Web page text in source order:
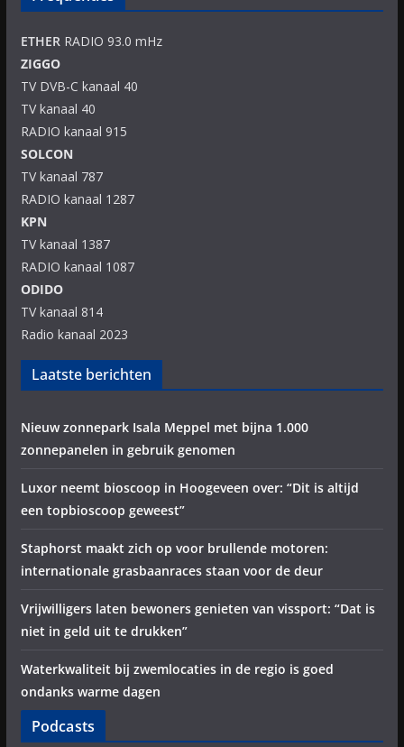
ETHERRADIO 93.0 mHz
ZIGGO
TV DVB-C kanaal 40
TV kanaal 40
RADIO kanaal 915
SOLCON
TV kanaal 787
RADIO kanaal 1287
KPN
TV kanaal 1387
RADIO kanaal 1087
ODIDO
TV kanaal 814
Radio kanaal 2023
Laatste berichten
Nieuw zonnepark Isala Meppel met bijna 1.000
zonnepanelen in gebruik genomen
Luxor neemt bioscoop in Hoogeveen over: “Dit is altijd
een topbioscoop geweest”
Staphorst maakt zich op voor brullende motoren:
internationale grasbaanraces staan voor de deur
Vrijwilligers laten bewoners genieten van vissport: “Dat is
niet in geld uit te drukken”
Waterkwaliteit bij zwemlocaties in de regio is goed
ondanks warme dagen
Podcasts